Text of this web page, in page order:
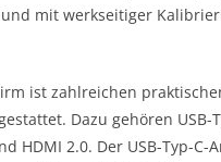
mit werkseitiger
ist zahlreichen
Dazu gehören USB-
HDMI 2.0. Der USB-Typ-C-